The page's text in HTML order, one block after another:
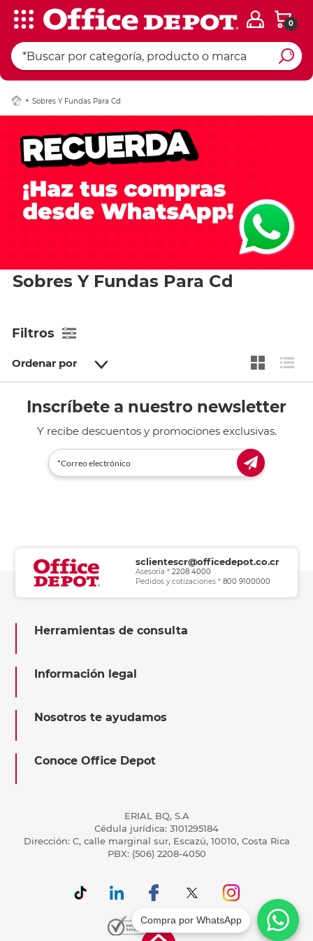
0
Sobres Y Fundas Para Cd
Sobres Y Fundas Para Cd
Filtros
Ordenar por
Inscríbete a nuestro newsletter
Y recibe descuentos y promociones exclusivas.
sclientescr@officedepot.co.cr
Asesoría *2208 4000
Pedidos y cotizaciones *800 9100000
Herramientas de consulta
Información legal
Nosotros te ayudamos
Conoce Office Depot
ERIAL BQ, S.A
Cédula jurídica: 3101295184
Dirección: C, calle marginal sur, Escazú, 10010, Costa Rica
PBX: (506) 2208-4050
Compra por WhatsApp